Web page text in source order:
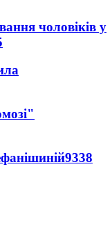
чоловіків у
9338